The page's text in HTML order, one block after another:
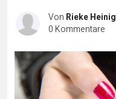
Von Rieke Heinig
0 Kommentare